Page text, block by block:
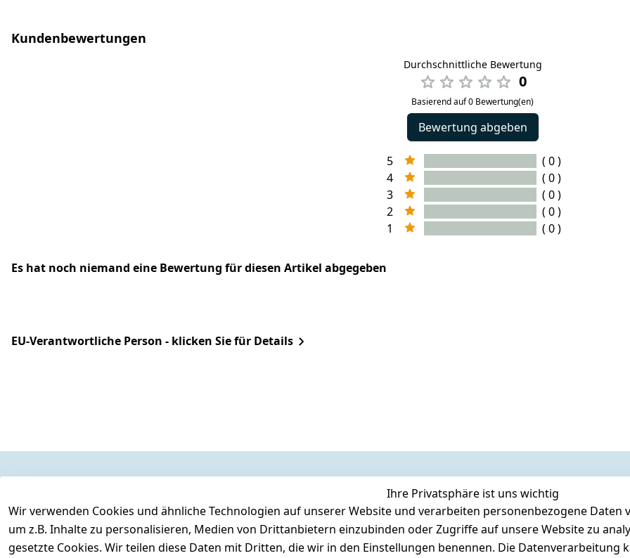
Kundenbewertungen
Durchschnittliche Bewertung
0
Basierend auf 0 Bewertung(en)
Bewertung abgeben
5
( 0 )
4
( 0 )
3
( 0 )
2
( 0 )
1
( 0 )
Es hat noch niemand eine Bewertung für diesen Artikel abgegeben
EU-Verantwortliche Person - klicken Sie für Details
Ihre Privatsphäre ist uns wichtig
Wir verwenden Cookies und ähnliche Technologien auf unserer Website und verarbeiten personenbezogene Daten
um z.B. Inhalte zu personalisieren, Medien von Drittanbietern einzubinden oder Zugriffe auf unsere Website zu
gesetzte Cookies. Wir teilen diese Daten mit Dritten, die wir in den Einstellungen benennen. Die
AGB
Impressum
Kontakt
Registrieren